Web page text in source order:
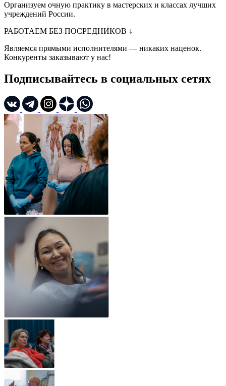
Организуем очную практику в мастерских и классах лучших
учреждений России.
РАБОТАЕМ БЕЗ ПОСРЕДНИКОВ ↓
Являемся прямыми исполнителями — никаких наценок.
Конкуренты заказывают у нас!
Подписывайтесь в социальных сетях